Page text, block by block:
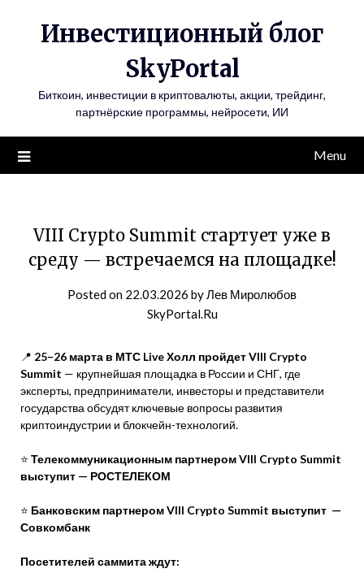
Инвестиционный блог
SkyPortal
Биткоин, инвестиции в криптовалюты, акции, трейдинг,
партнёрские программы, нейросети, ИИ
Menu
VIII Crypto Summit стартует уже в
среду — встречаемся на площадке!
Posted on 22.03.2026 byЛев Миролюбов
SkyPortal.Ru
📍 25–26 марта в МТС Live Холл пройдет VIII Crypto
Summit — крупнейшая площадка в России и СНГ, где
эксперты, предприниматели, инвесторы и представители
государства обсудят ключевые вопросы развития
криптоиндустрии и блокчейн-технологий.
⭐️ Телекоммуникационным партнером VIII Crypto Summit
выступит — РОСТЕЛЕКОМ
⭐️ Банковским партнером VIII Crypto Summit выступит —
Совкомбанк
Посетителей саммита ждут: